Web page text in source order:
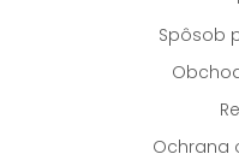
Spôsob
Ochrana